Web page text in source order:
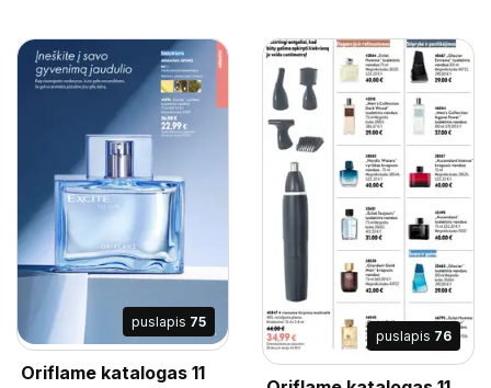
puslapis 75
Oriflame katalogas 11
puslapis 76